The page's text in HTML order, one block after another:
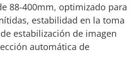
88-400mm, optimizado para
estabilidad en la toma
estabilización de imagen
automática de